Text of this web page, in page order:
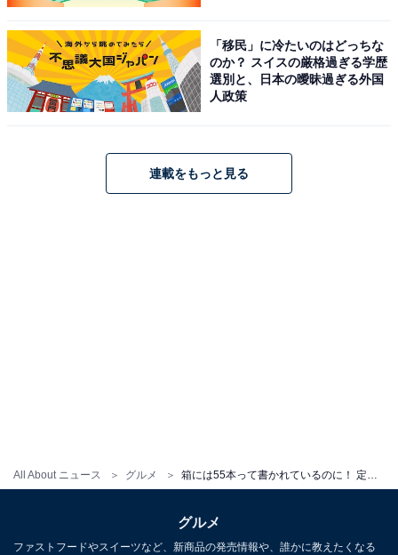
All About ニュース グルメ
「移民」に冷たいのはどっちな
のか？ スイスの厳格過ぎる学歴
選別と、日本の曖昧過ぎる外国
人政策
連載をもっと見る
グルメ
ファストフードやスイーツなど、新商品の発売情報や、誰かに教えたくなる